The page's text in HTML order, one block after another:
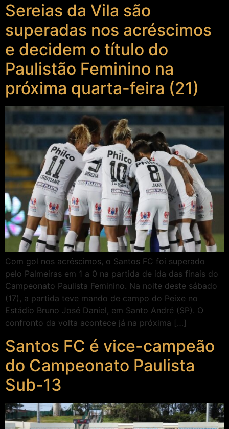
Sereias da Vila são
superadas nos acréscimos
e decidem o título do
Paulistão Feminino na
próxima quarta-feira (21)
Com gol nos acréscimos, o Santos FC foi superado
pelo Palmeiras em 1 a 0 na partida de ida das finais do
Campeonato Paulista Feminino. Na noite deste sábado
(17), a partida teve mando de campo do Peixe no
Estádio Bruno José Daniel, em Santo André (SP). O
confronto da volta acontece já na próxima […]
Santos FC é vice-campeão
do Campeonato Paulista
Sub-13